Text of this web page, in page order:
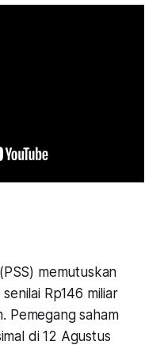
memutuskan
Rp146 miliar
Pemegang saham
di 12 Agustus